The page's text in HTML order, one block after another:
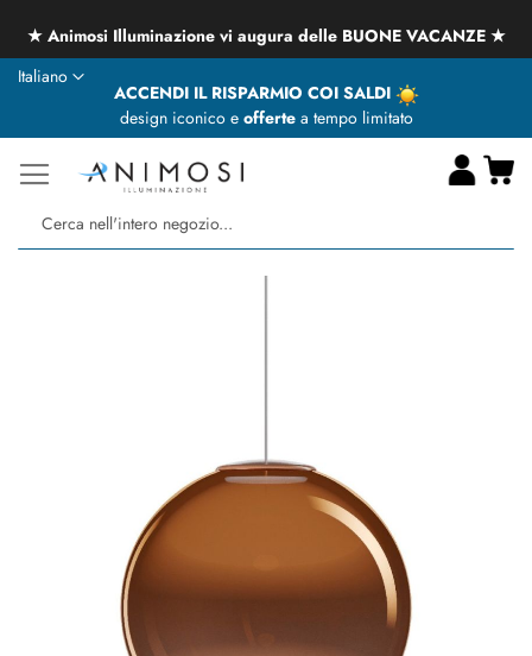
★ Animosi Illuminazione vi augura delle BUONE VACANZE ★
ACCENDI IL RISPARMIO COI SALDI
design iconico e offertea tempo limitato
Lingua
Italiano